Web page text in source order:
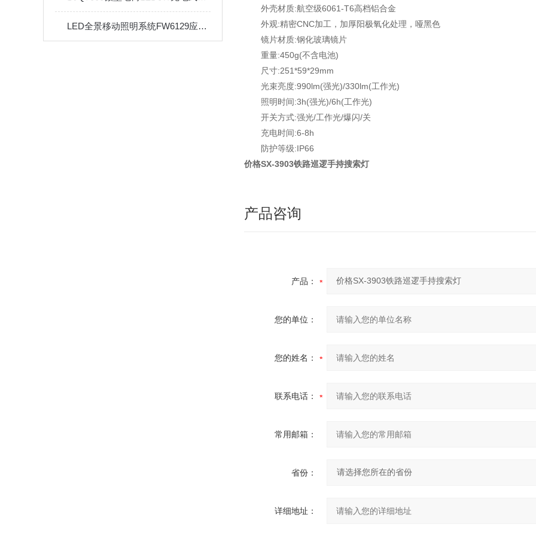
LED全景移动照明系统FW6129应急照明灯180W
外壳材质:航空级6061-T6高档铝合金
外观:精密CNC加工，加厚阳极氧化处理，哑黑色
镜片材质:钢化玻璃镜片
重量:450g(不含电池)
尺寸:251*59*29mm
光束亮度:990lm(强光)/330lm(工作光)
照明时间:3h(强光)/6h(工作光)
开关方式:强光/工作光/爆闪/关
充电时间:6-8h
防护等级:IP66
价格SX-3903铁路巡逻手持搜索灯
产品咨询
产品：
您的单位：
您的姓名：
联系电话：
常用邮箱：
省份：
详细地址：